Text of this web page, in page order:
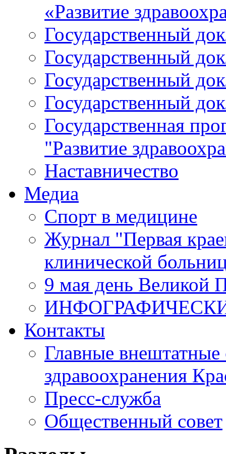
«Развитие
Государственный
Государственный
Государственный
Государственный
Государственная
"Развитие
Наставничество
Медиа
Спорт в медицине
Журнал "Первая
клинической
9 мая день Великой
Контакты
Главные внештатные
здравоохранения
Пресс-служба
Общественный совет